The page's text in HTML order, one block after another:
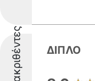
Διακριθέντες ΔΙΠΛΟ